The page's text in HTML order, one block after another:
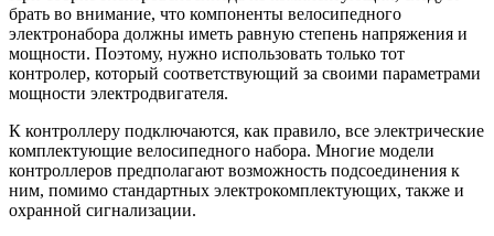
брать во внимание, что компоненты велосипедного
электронабора должны иметь равную степень напряжения и
мощности. Поэтому, нужно использовать только тот
контролер, который соответствующий за своими параметрами
мощности электродвигателя.
К контроллеру подключаются, как правило, все электрические
комплектующие велосипедного набора. Многие модели
контроллеров предполагают возможность подcоединения к
ним, помимо стандартных электрокомплектующих, также и
охранной сигнализации.